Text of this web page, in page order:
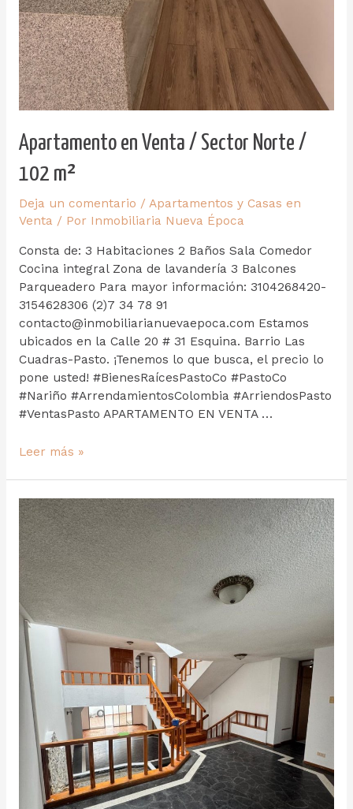
Apartamento en Venta / Sector Norte /
102 m²
Deja un comentario / Apartamentos y Casas en
Venta / Por Inmobiliaria Nueva Época
Consta de: 3 Habitaciones 2 Baños Sala Comedor
Cocina integral Zona de lavandería 3 Balcones
Parqueadero Para mayor información: 3104268420-
3154628306 (2)7 34 78 91
contacto@inmobiliarianuevaepoca.com Estamos
ubicados en la Calle 20 # 31 Esquina. Barrio Las
Cuadras-Pasto. ¡Tenemos lo que busca, el precio lo
pone usted! #BienesRaícesPastoCo #PastoCo
#Nariño #ArrendamientosColombia #ArriendosPasto
#VentasPasto APARTAMENTO EN VENTA …
Leer más »